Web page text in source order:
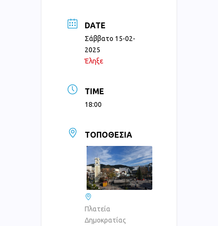
DATE
Σάββατο 15-02-
2025
Έληξε
TIME
18:00
ΤΟΠΟΘΕΣΊΑ
Πλατεία
Δημοκρατίας